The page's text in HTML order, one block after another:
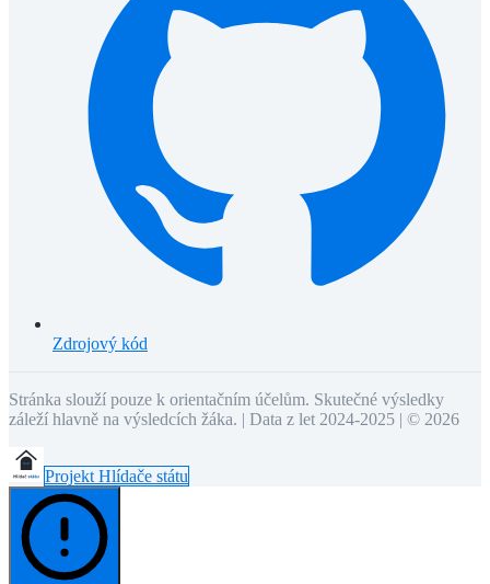
Zdrojový kód
Stránka slouží pouze k orientačním účelům. Skutečné výsledky
záleží hlavně na výsledcích žáka. | Data z let 2024-2025 | © 2026
Projekt Hlídače státu